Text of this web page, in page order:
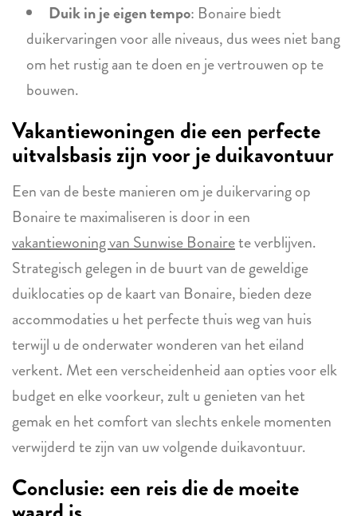
Duik in je eigen tempo: Bonaire biedt
duikervaringen voor alle niveaus, dus wees niet bang
om het rustig aan te doen en je vertrouwen op te
bouwen.
Vakantiewoningen die een perfecte
uitvalsbasis zijn voor je duikavontuur
Een van de beste manieren om je duikervaring op
Bonaire te maximaliseren is door in een
vakantiewoning van Sunwise Bonairete verblijven.
Strategisch gelegen in de buurt van de geweldige
duiklocaties op de kaart van Bonaire, bieden deze
accommodaties u het perfecte thuis weg van huis
terwijl u de onderwater wonderen van het eiland
verkent. Met een verscheidenheid aan opties voor elk
budget en elke voorkeur, zult u genieten van het
gemak en het comfort van slechts enkele momenten
verwijderd te zijn van uw volgende duikavontuur.
Conclusie: een reis die de moeite